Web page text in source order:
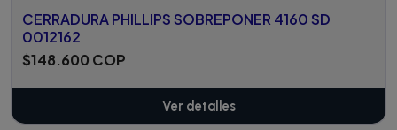
CERRADURA PHILLIPS SOBREPONER 4160 SD
0012162
$148.600 COP
Ver detalles